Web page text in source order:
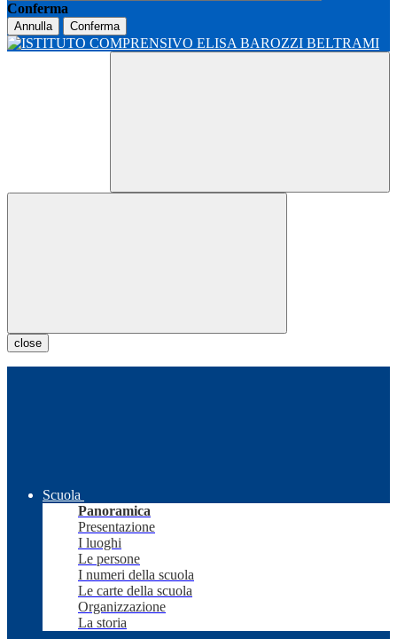
Conferma
Annulla Conferma
close
Scuola
Panoramica
Presentazione
I luoghi
Le persone
I numeri della scuola
Le carte della scuola
Organizzazione
La storia